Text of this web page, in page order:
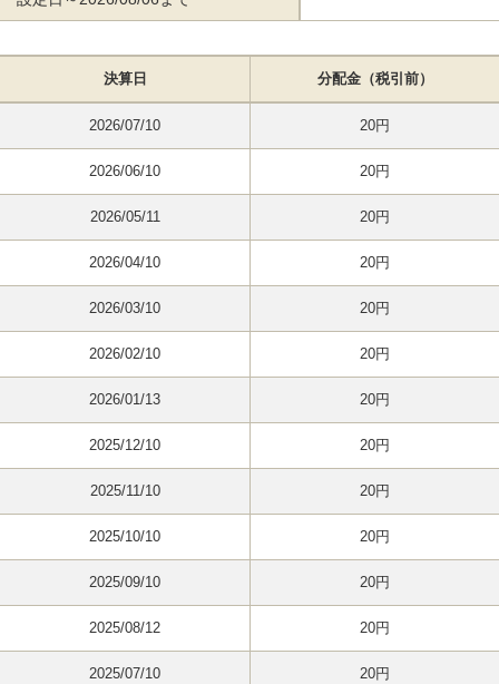
決算日 分配金（税引前）
2026/07/10 20円
2026/06/10 20円
2026/05/11 20円
2026/04/10 20円
2026/03/10 20円
2026/02/10 20円
2026/01/13 20円
2025/12/10 20円
2025/11/10 20円
2025/10/10 20円
2025/09/10 20円
2025/08/12 20円
2025/07/10 20円